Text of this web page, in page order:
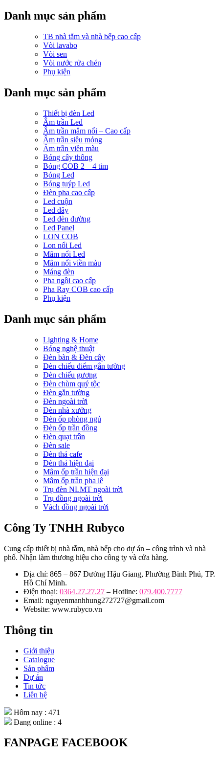
Danh mục sản phẩm
TB nhà tắm và nhà bếp cao cấp
Vòi lavabo
Vòi sen
Vòi nước rửa chén
Phụ kiện
Danh mục sản phẩm
Thiết bị đèn Led
Âm trần Led
Âm trần mâm nổi – Cao cấp
Âm trần siêu mỏng
Âm trần viền màu
Bóng cây thông
Bóng COB 2 – 4 tim
Bóng Led
Bóng tuýp Led
Đèn pha cao cấp
Led cuộn
Led dây
Led đèn đường
Led Panel
LON COB
Lon nổi Led
Mâm nổi Led
Mâm nổi viền màu
Máng đèn
Pha ngồi cao cấp
Pha Ray COB cao cấp
Phụ kiện
Danh mục sản phẩm
Lighting & Home
Bóng nghệ thuật
Đèn bàn & Đèn cây
Đèn chiếu điểm gắn tường
Đèn chiếu gương
Đèn chùm quý tộc
Đèn gắn tường
Đèn ngoài trời
Đèn nhà xưởng
Đèn ốp phòng ngủ
Đèn ốp trần đồng
Đèn quạt trần
Đèn sale
Đèn thả cafe
Đèn thả hiện đại
Mâm ốp trần hiện đại
Mâm ốp trần pha lê
Trụ đèn NLMT ngoài trời
Trụ đồng ngoài trời
Vách đồng ngoài trời
Công Ty TNHH Rubyco
Cung cấp thiết bị nhà tắm, nhà bếp cho dự án – công trình và nhà
phố. Nhận làm thương hiệu cho công ty và cửa hàng.
Địa chỉ: 865 – 867 Đường Hậu Giang, Phường Bình Phú, TP.
Hồ Chí Minh.
Điện thoại: 0364.27.27.27 – Hotline: 079.400.7777
Email: nguyenmanhhung272727@gmail.com
Website: www.rubyco.vn
Thông tin
Giới thiệu
Catalogue
Sản phẩm
Dự án
Tin tức
Liên hệ
Hôm nay : 471
Đang online : 4
FANPAGE FACEBOOK